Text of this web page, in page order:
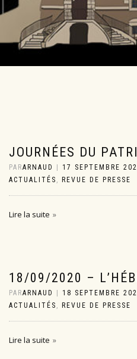
JOURNÉES DU
PARARNAUD 17 SEPTEMBRE
ACTUALITÉS , REVUE DE PRESSE
Lire la suite
18/09/2020 –
PARARNAUD 18 SEPTEMBRE
ACTUALITÉS , REVUE DE PRESSE
Lire la suite